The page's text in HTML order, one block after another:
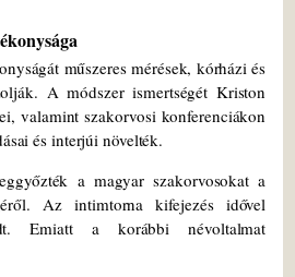
műszeres mérések, kórházi és
A módszer ismertségét Kriston
valamint szakorvosi konferenciákon
és interjúi növelték.
a magyar szakorvosokat a
Az intimtorna kifejezés idővel
Emiatt a korábbi névoltalmat